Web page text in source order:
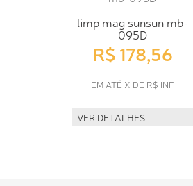
limp mag sunsun mb-
095D
R$ 178,56
EM ATÉ X DE R$ INF
VER DETALHES